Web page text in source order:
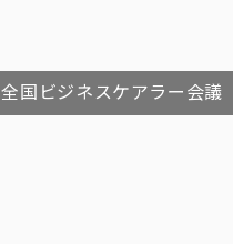
全国ビジネスケアラー会議